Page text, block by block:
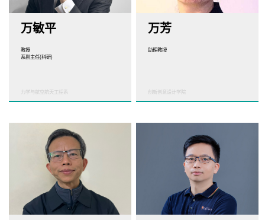
万敏平
教授
系副主任(科研)
力学与航空航天工程系
万芳
助理教授
创新创意设计学院